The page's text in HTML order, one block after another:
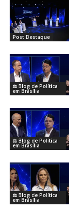
Post Destaque
⚖️ Blog de Política
em Brasília
⚖️ Blog de Política
em Brasília
⚖️ Blog de Política
em Brasília